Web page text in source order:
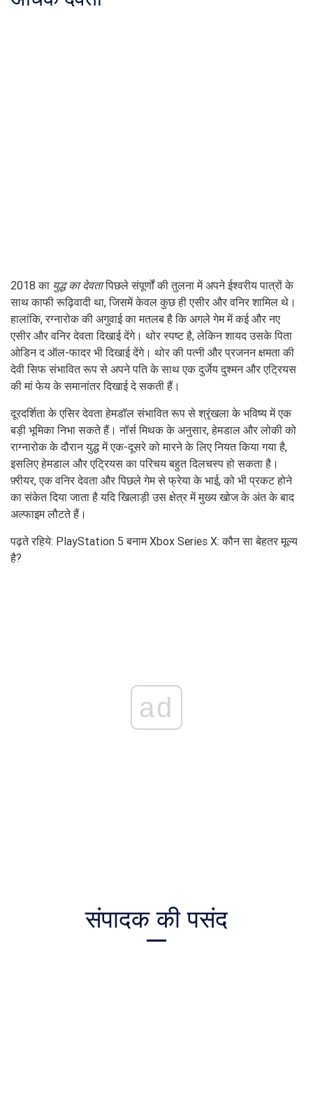
2018 का युद्ध का देवतापिछले संपूर्णों की तुलना में अपने ईश्वरीय पात्रों के
साथ काफी रूढ़िवादी था, जिसमें केवल कुछ ही एसीर और वनिर शामिल थे।
हालांकि, रग्नारोक की अगुवाई का मतलब है कि अगले गेम में कई और नए
एसीर और वनिर देवता दिखाई देंगे। थोर स्पष्ट है, लेकिन शायद उसके पिता
ओडिन द ऑल-फादर भी दिखाई देंगे। थोर की पत्नी और प्रजनन क्षमता की
देवी सिफ संभावित रूप से अपने पति के साथ एक दुर्जेय दुश्मन और एट्रियस
की मां फेय के समानांतर दिखाई दे सकती हैं।
दूरदर्शिता के एसिर देवता हेमडॉल संभावित रूप से श्रृंखला के भविष्य में एक
बड़ी भूमिका निभा सकते हैं। नॉर्स मिथक के अनुसार, हेमडाल और लोकी को
राग्नारोक के दौरान युद्ध में एक-दूसरे को मारने के लिए नियत किया गया है,
इसलिए हेमडाल और एट्रियस का परिचय बहुत दिलचस्प हो सकता है।
फ़्रीयर, एक वनिर देवता और पिछले गेम से फ्रेया के भाई, को भी प्रकट होने
का संकेत दिया जाता है यदि खिलाड़ी उस क्षेत्र में मुख्य खोज के अंत के बाद
अल्फाइम लौटते हैं।
पढ़ते रहिये: PlayStation 5 बनाम Xbox Series X: कौन सा बेहतर मूल्य
है?
ad
संपादक की पसंद